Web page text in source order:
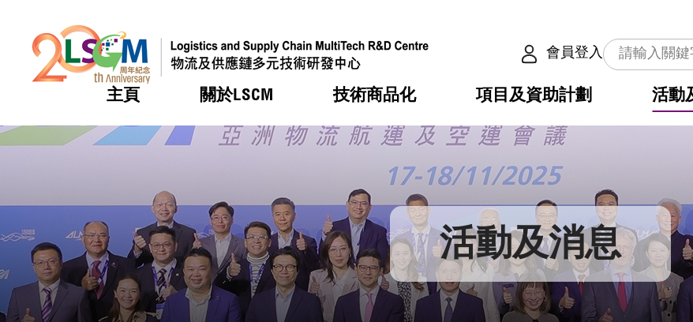
會員登入
主頁 關於LSCM
熱門 機構簡介
組織架構
組織架構
董事局
研究顧問
技術商品化
熱門 服務
可獲授權之技術
應用於公共服務之創新技術
重點項目
項目及資助計劃
熱門 合作計劃
資助計劃
資助計劃
稅務優惠
申請
評審
活動
熱門 活動
獎項
新聞中心
媒體報導
新聞稿
熱門 會籍及服務
會員列表
會員登入 活動及消息